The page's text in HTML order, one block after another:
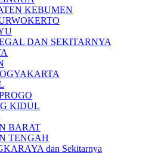
KEBUMEN
DAN SEKITARNYA
KIDUL
BARAT
TENGAH
dan Sekitarnya